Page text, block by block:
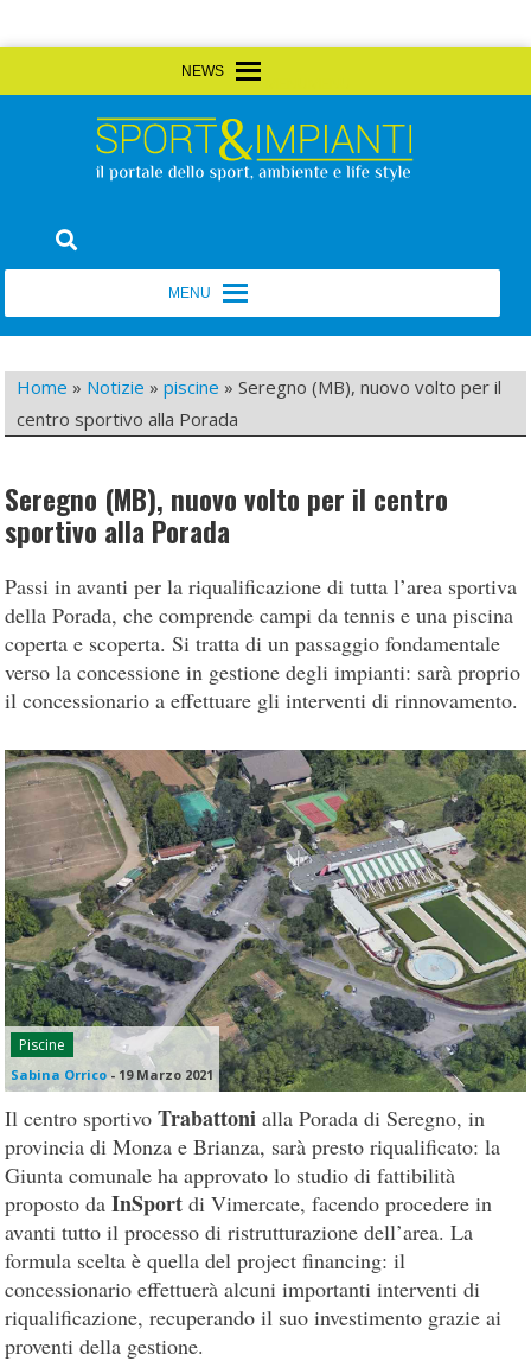
to
Sport&Impianti
Home » Notizie »piscine »Seregno (MB), nuovo volto per il
centro sportivo alla Porada
Seregno (MB), nuovo volto per il centro
sportivo alla Porada
Passi in avanti per la riqualificazione di tutta l’area sportiva
della Porada, che comprende campi da tennis e una piscina
coperta e scoperta. Si tratta di un passaggio fondamentale
verso la concessione in gestione degli impianti: sarà proprio
il concessionario a effettuare gli interventi di rinnovamento.
Piscine
Sabina Orrico- 19 Marzo 2021
Il centro sportivoTrabattoni alla Porada di Seregno, in
provincia di Monza e Brianza, sarà presto riqualificato: la
Giunta comunale ha approvato lo studio di fattibilità
proposto daInSport di Vimercate, facendo procedere in
avanti tutto il processo di ristrutturazione dell’area. La
formula scelta è quella del project financing: il
concessionario effettuerà alcuni importanti interventi di
riqualificazione, recuperando il suo investimento grazie ai
proventi della gestione.